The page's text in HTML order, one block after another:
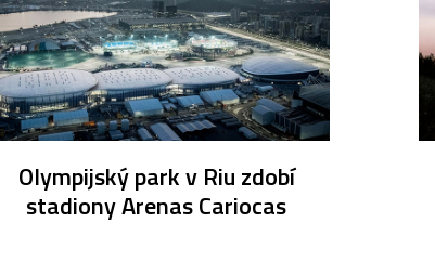
Olympijský park v Riu zdobí
stadiony Arenas Cariocas